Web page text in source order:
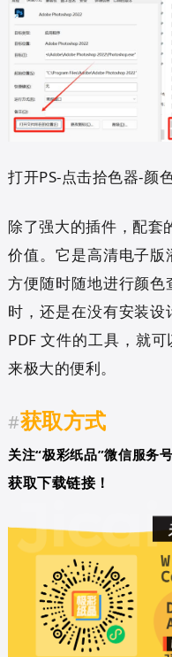
打开PS-点击拾色器-颜
除了强大的插件，配套
价值。它是高清电子版
方便随时随地进行颜
时，还是在没有安装
PDF 文件的工具，就
来极大的便利。
#获取方式
关注“极彩纸品”微信服务
获取下载链接！